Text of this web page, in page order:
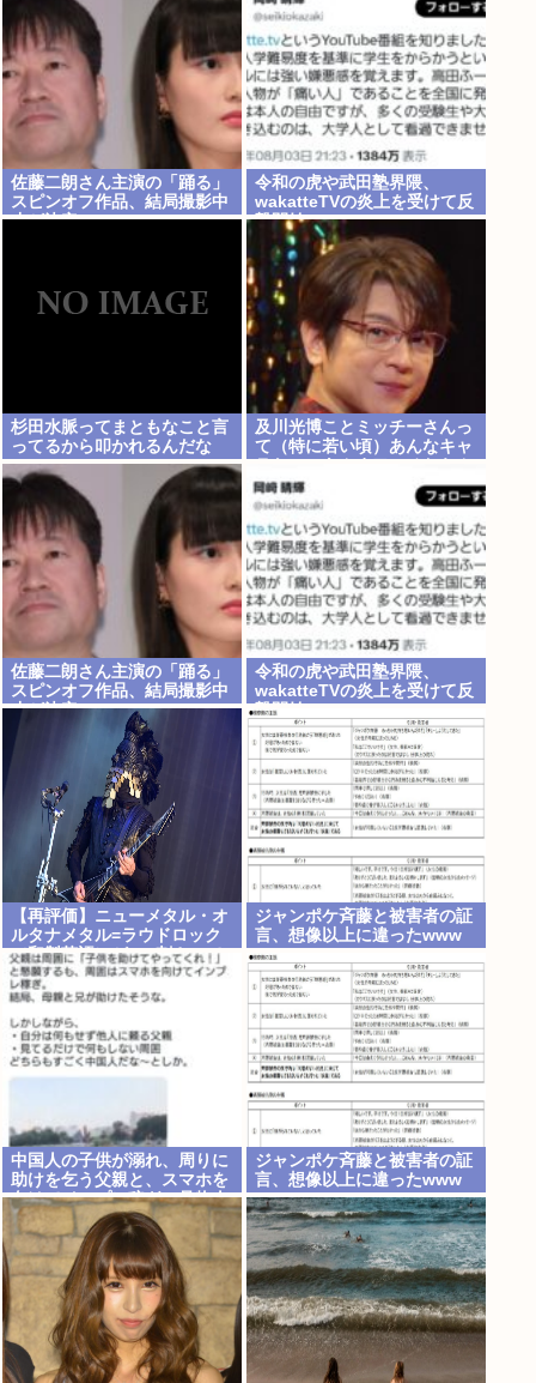
佐藤二朗さん主演の「踊る」
スピンオフ作品、結局撮影中
止が決定www
令和の虎や武田塾界隈、
wakatteTVの炎上を受けて反
撃開始
杉田水脈ってまともなこと言
ってるから叩かれるんだな
及川光博ことミッチーさんっ
て（特に若い頃）あんなキャ
よな、男でも
佐藤二朗さん主演の「踊る」
スピンオフ作品、結局撮影中
止が決定www
令和の虎や武田塾界隈、
wakatteTVの炎上を受けて反
撃開始
【再評価】ニューメタル・オ
ルタナメタル=ラウドロック
（和製英語）がZに刺さって
るらしい。お前らがキッズの
頃好きだったバンドは何？
ジャンポケ斉藤と被害者の証
言、想像以上に違ったwww
中国人の子供が溺れ、周りに
助けを乞う父親と、スマホを
向けてインプレ稼ぎの見物人
ジャンポケ斉藤と被害者の証
言、想像以上に違ったwww